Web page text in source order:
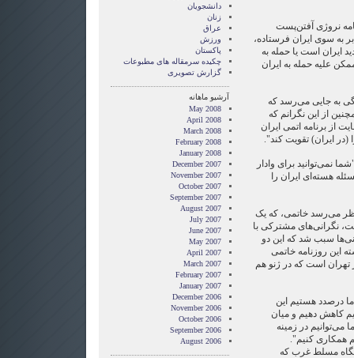
نروژی آفتن‌پست
به سوی ایران فرستاده،
ایران است یا حمله به
علیه حمله به ایران
به جایی می‌رسد که
از این نگرانم که
از برنامه اتمی ایران
ایران) تقویت کند".
نمی‌‌توانید برای وادار
هسته‌ای ایران را
نظر می‌رسد خاتمی، که یک
نگرانی‌های مشترکی با
سبب شد که این دو
این روزنامه خاتمی
است که در ژنو هم
درصدد هستیم این
کاهش دهیم و میان
می‌توانیم در زمینه
همکاری کنیم".
نگاه مسلط غرب که
دانشجویان
زنان
عراق
ورزش
پاکستان
چکیده سرمقاله های مطبوعات
گزارش تصويری
آرشیو ماهانه
May 2008
April 2008
March 2008
February 2008
January 2008
December 2007
November 2007
October 2007
September 2007
August 2007
July 2007
June 2007
May 2007
April 2007
March 2007
February 2007
January 2007
December 2006
November 2006
October 2006
September 2006
August 2006